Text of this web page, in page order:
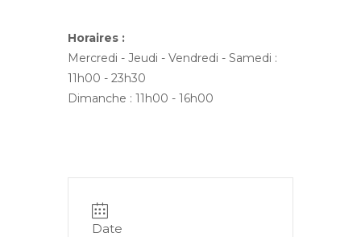
Horaires :
Mercredi - Jeudi - Vendredi - Samedi :
11h00 - 23h30
Dimanche : 11h00 - 16h00
Date